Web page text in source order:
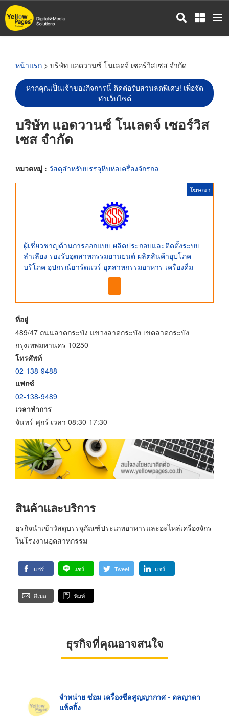
ข้าม
ไป
หน้าแรก > บริษัท แอดวานซ์ โนเลดจ์ เซอร์วิสเซส จำกัด
หากคุณเป็นเจ้าของกิจการนี้ ติดต่อรับส่วนลดพิเศษ! เพื่อจัด
ทำเว็บไซต์
บริษัท แอดวานซ์ โนเลดจ์ เซอร์วิส
เซส จำกัด
หมวดหมู่ : วัสดุสำหรับบรรจุหีบห่อเครื่องจักรกล
โฆษณา
ผู้เชี่ยวชาญด้านการออกแบบ ผลิตประกอบและติดตั้งระบบ
ลำเลียง รองรับอุตสาหกรรมยานยนต์ ผลิตสินค้าอุปโภค
บริโภค อุปกรณ์ฮาร์ดแวร์ อุตสาหกรรมอาหาร เครื่องดื่ม
ที่อยู่
489/47 ถนนลาดกระบัง แขวงลาดกระบัง เขตลาดกระบัง
กรุงเทพมหานคร 10250
โทรศัพท์
02-138-9488
แฟกซ์
02-138-9489
เวลาทำการ
จันทร์-ศุกร์ เวลา 08:30-17:30
สินค้าและบริการ
ธุรกิจนำเข้าวัสดุบรรจุภัณฑ์ประเภทอาหารและอะไหล่เครื่องจักร
ในโรงงานอุตสาหกรรม
แชร์ แชร์ Tweet แชร์
อีเมล พิมพ์
ธุรกิจที่คุณอาจสนใจ
จำหน่าย ซ่อม เครื่องซีลสูญญากาศ - ดลญาดา
แพ็คกิ้ง